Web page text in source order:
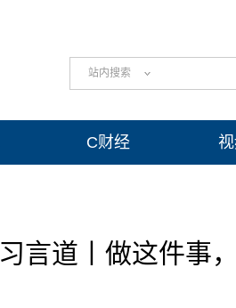
站内搜索
C财经
习言道丨做这件事